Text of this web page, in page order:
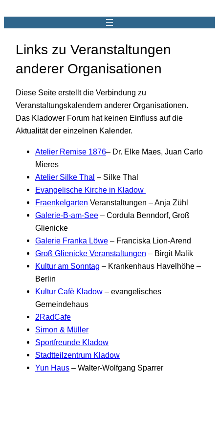
Links zu Veranstaltungen
anderer Organisationen
Diese Seite erstellt die Verbindung zu
Veranstaltungskalendern anderer Organisationen.
Das Kladower Forum hat keinen Einfluss auf die
Aktualität der einzelnen Kalender.
Atelier Remise 1876– Dr. Elke Maes, Juan Carlo
Mieres
Atelier Silke Thal – Silke Thal
Evangelische Kirche in Kladow
Fraenkelgarten Veranstaltungen – Anja Zühl
Galerie-B-am-See – Cordula Benndorf, Groß
Glienicke
Galerie Franka Löwe – Franciska Lion-Arend
Groß Glienicke Veranstaltungen – Birgit Malik
Kultur am Sonntag – Krankenhaus Havelhöhe –
Berlin
Kultur Cafè Kladow – evangelisches
Gemeindehaus
2RadCafe
Simon & Müller
Sportfreunde Kladow
Stadtteilzentrum Kladow
Yun Haus – Walter-Wolfgang Sparrer